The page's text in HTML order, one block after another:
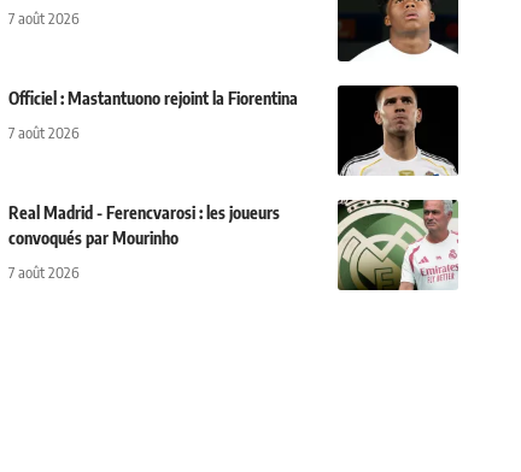
7 août 2026
Officiel : Mastantuono rejoint la Fiorentina
7 août 2026
Real Madrid - Ferencvarosi : les joueurs
convoqués par Mourinho
7 août 2026